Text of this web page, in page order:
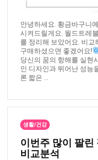
안녕하세요. 황금바구니
시켜드릴게요. 월드트레
를 정리해 보았어요. 비
구매하셨으면 좋겠어요!
당신의 꿈의 항해를 실현
인 디자인과 뛰어난 성능
론 짧은 ...
생활/건강
이번주 많이 팔
비교분석